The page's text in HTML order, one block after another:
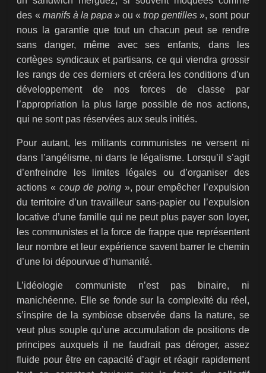
des « manifs à la papa » ou « trop gentilles», sont pour
nous la garantie que tout un chacun peut se rendre
sans danger, même avec ses enfants, dans les
cortèges syndicaux et partisans, ce qui viendra grossir
les rangs de ces derniers et créera les conditions d’un
développement de nos forces de classe par
l’appropriation la plus large possible de nos actions,
qui ne sont pas réservées aux seuls initiés.
Pour autant, les militants communistes ne versent ni
dans l’angélisme, ni dans le légalisme. Lorsqu’il s’agit
d’enfreindre les limites légales ou d’organiser des
actions « coup de poing », pour empêcher l’expulsion
du territoire d’un travailleur sans-papier ou l’expulsion
locative d’une famille qui ne peut plus payer son loyer,
les communistes et la force de frappe que représentent
leur nombre et leur expérience savent barrer le chemin
d’une loi dépourvue d’humanité.
L’idéologie communiste n’est pas binaire, ni
manichéenne. Elle se fonde sur la complexité du réel,
s’inspire de la symbiose observée dans la nature, se
veut plus souple qu’une accumulation de positions de
principes auxquels il ne faudrait pas déroger, assez
fluide pour être en capacité d’agir et réagir rapidement